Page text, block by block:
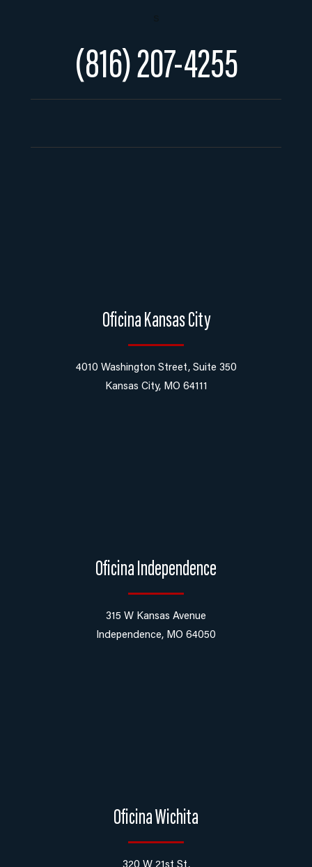
(816) 207-4255
Oficina Kansas City
4010 Washington Street, Suite 350
Kansas City, MO 64111
Oficina Independence
315 W Kansas Avenue
Independence, MO 64050
Oficina Wichita